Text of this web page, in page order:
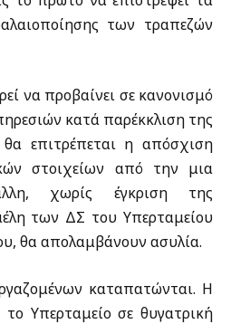
των τραπεζών
να προβαίνει σε κανονισμό
κατά παρέκκλιση της
θα επιτρέπεται η απόσχιση
στοιχείων από την μια
χωρίς έγκριση της
των ΔΣ του Υπερταμείου
θα απολαμβάνουν ασυλία.
καταπατώνται. Η
Υπερταμείο σε θυγατρική